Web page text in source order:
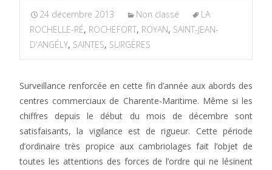
24 décembre 2013 Non classé
LA
ROCHELLE-RÉ, ROCHEFORT, ROYAN, SAINT-JEAN-
D'ANGÉLY, SAINTES, SURGÈRES
Surveillance renforcée en cette fin d’année aux abords des
centres commerciaux de Charente-Maritime. Même si les
chiffres depuis le début du mois de décembre sont
satisfaisants, la vigilance est de rigueur. Cette période
d’ordinaire très propice aux cambriolages fait l’objet de
toutes les attentions des forces de l’ordre qui ne lésinent